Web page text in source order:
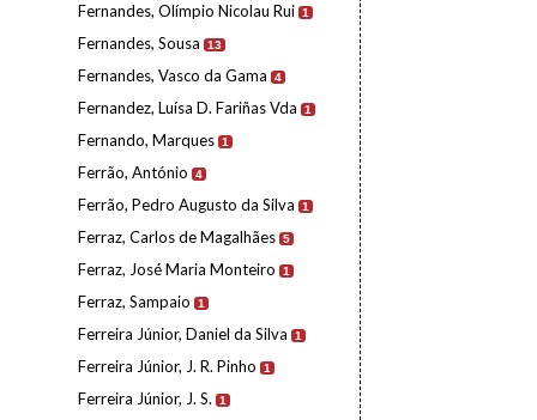
Fernandes, Olímpio Nicolau Rui 1
Fernandes, Sousa 13
Fernandes, Vasco da Gama 4
Fernandez, Luísa D. Fariñas Vda 1
Fernando, Marques 1
Ferrão, António 4
Ferrão, Pedro Augusto da Silva 1
Ferraz, Carlos de Magalhães 5
Ferraz, José Maria Monteiro 1
Ferraz, Sampaio 1
Ferreira Júnior, Daniel da Silva 1
Ferreira Júnior, J. R. Pinho 1
Ferreira Júnior, J. S. 1